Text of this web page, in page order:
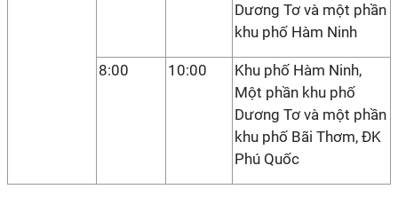
Dương Tơ và một phần
khu phố Hàm Ninh
8:00 10:00
Khu phố Hàm Ninh,
Một phần khu phố
Dương Tơ và một phần
khu phố Bãi Thơm, ĐK
Phú Quốc